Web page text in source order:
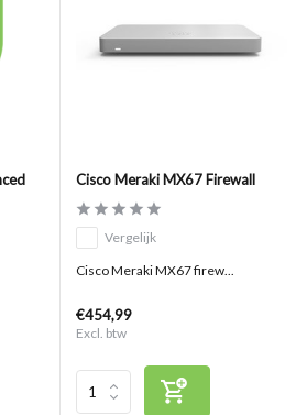
Cisco Meraki MX67 Firewall
Vergelijk
Cisco Meraki MX67 firew...
€454,99
Excl. btw